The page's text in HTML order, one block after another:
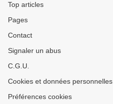
Top articles
Pages
Contact
Signaler un abus
C.G.U.
Cookies et données personnelles
Préférences cookies